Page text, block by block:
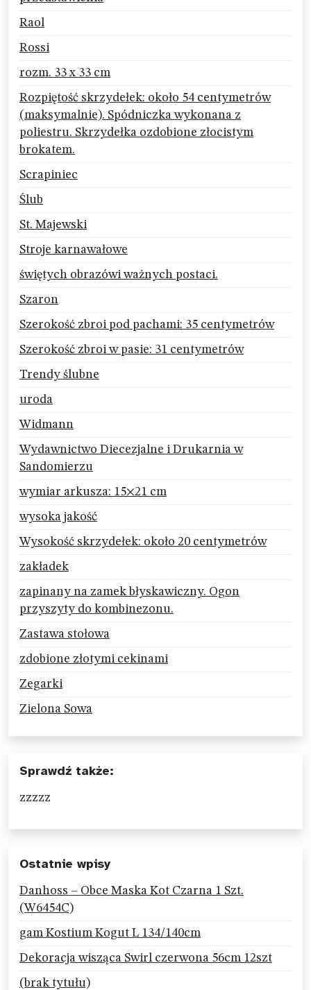
Raol
Rossi
rozm. 33 x 33 cm
Rozpiętość skrzydełek: około 54 centymetrów
(maksymalnie). Spódniczka wykonana z
poliestru. Skrzydełka ozdobione złocistym
brokatem.
Scrapiniec
Ślub
St. Majewski
Stroje karnawałowe
świętych obrazówi ważnych postaci.
Szaron
Szerokość zbroi pod pachami: 35 centymetrów
Szerokość zbroi w pasie: 31 centymetrów
Trendy ślubne
uroda
Widmann
Wydawnictwo Diecezjalne i Drukarnia w
Sandomierzu
wymiar arkusza: 15×21 cm
wysoka jakość
Wysokość skrzydełek: około 20 centymetrów
zakładek
zapinany na zamek błyskawiczny. Ogon
przyszyty do kombinezonu.
Zastawa stołowa
zdobione złotymi cekinami
Zegarki
Zielona Sowa
Sprawdź także:
zzzzz
Ostatnie wpisy
Danhoss – Obce Maska Kot Czarna 1 Szt.
(W6454C)
gam Kostium Kogut L 134/140cm
Dekoracja wisząca Swirl czerwona 56cm 12szt
(brak tytułu)